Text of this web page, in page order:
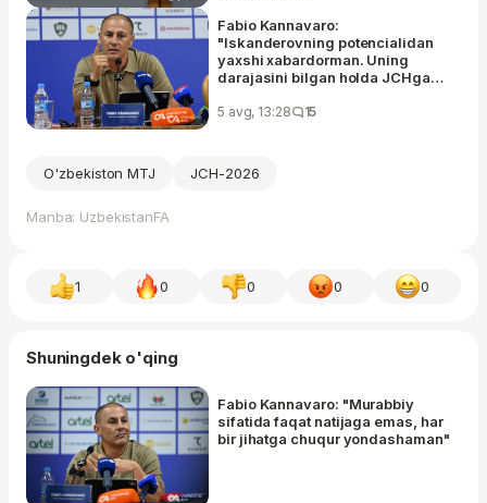
Fabio Kannavaro:
"Iskanderovning potencialidan
yaxshi xabardorman. Uning
darajasini bilgan holda JCHga
5 avg, 13:28 15
O'zbekiston MTJ JCH-2026
Manba: UzbekistanFA
1 0 0 0 0
Shuningdek o'qing
Fabio Kannavaro: "Murabbiy
sifatida faqat natijaga emas, har
bir jihatga chuqur yondashaman"